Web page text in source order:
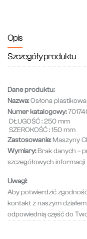
Opis
Szczegóły produktu
Dane produktu:
Nazwa:Osłona
Numer katalogowy:
DŁUGOŚĆ : 250 mm
SZEROKOŚĆ : 150 mm
Zastosowanie:Maszyny
Wymiary:Brak danych –
szczegółowych informacji
Uwagi:
Aby potwierdzić
kontakt z naszym
odpowiednią część do